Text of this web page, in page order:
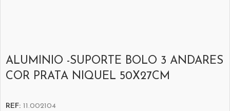
ALUMINIO -SUPORTE BOLO 3 ANDARES
COR PRATA NIQUEL 50X27CM
REF: 11.002104